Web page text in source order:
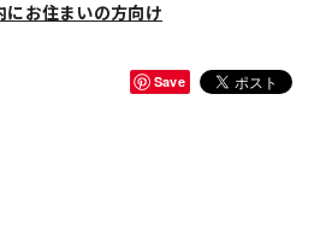
にお住まいの方向け
Save